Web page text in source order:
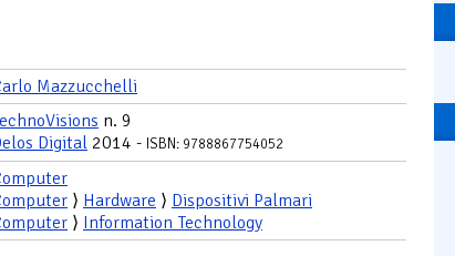
Mazzucchelli
n. 9
Digital 2014 - ISBN: 9788867754052
⟩ Hardware ⟩ Dispositivi Palmari
⟩ Information Technology